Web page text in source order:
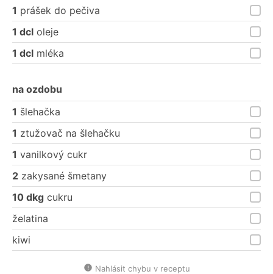
1 prášek do pečiva
1 dcl oleje
1 dcl mléka
na ozdobu
1 šlehačka
1 ztužovač na šlehačku
1 vanilkový cukr
2 zakysané šmetany
10 dkg cukru
želatina
kiwi
Nahlásit chybu v receptu